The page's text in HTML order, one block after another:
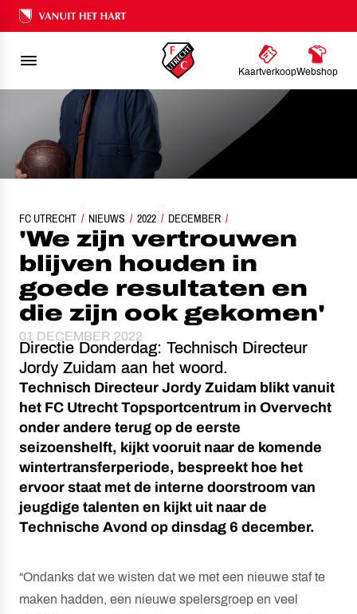
Ons nalatenschap
KaartverkoopWebshop
FC UTRECHT NIEUWS 2022 DECEMBER
'WE ZIJN VERTROUWEN BLIJVEN HOUDEN IN GOEDE RESULTATEN EN DIE
'We zijn vertrouwen
blijven houden in
goede resultaten en
die zijn ook gekomen'
01 DECEMBER 2022
Directie Donderdag: Technisch Directeur
Jordy Zuidam aan het woord.
Technisch Directeur Jordy Zuidam blikt vanuit
het FC Utrecht Topsportcentrum in Overvecht
onder andere terug op de eerste
seizoenshelft, kijkt vooruit naar de komende
wintertransferperiode, bespreekt hoe het
ervoor staat met de interne doorstroom van
jeugdige talenten en kijkt uit naar de
Technische Avond op dinsdag 6 december.
“Ondanks dat we wisten dat we met een nieuwe staf te
maken hadden, een nieuwe spelersgroep en veel